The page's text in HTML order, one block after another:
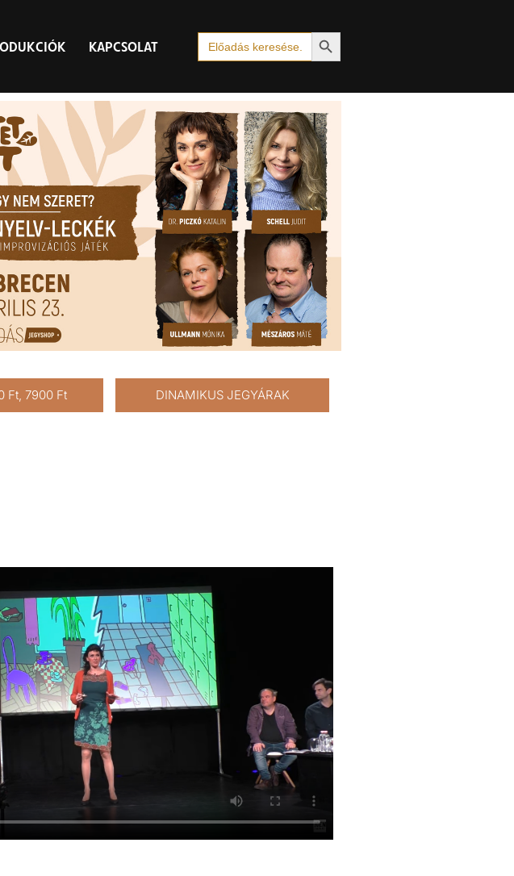
KAPCSOLAT
Search
for:
Search Button
Ft, 7900 Ft DINAMIKUS JEGYÁRAK